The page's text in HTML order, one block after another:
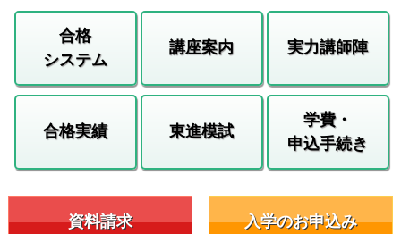
合格
システム
講座案内 実力講師陣
合格実績 東進模試
学費・
申込手続き
資料請求 入学のお申込み